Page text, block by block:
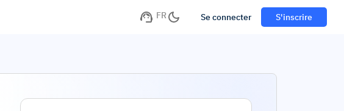
FR Se connecter S'inscrire